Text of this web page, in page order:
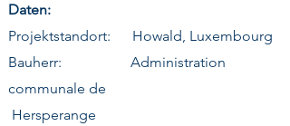
Daten:
Projektstandort: Howald, Luxembourg
Bauherr: Administration
communale de
Hersperange